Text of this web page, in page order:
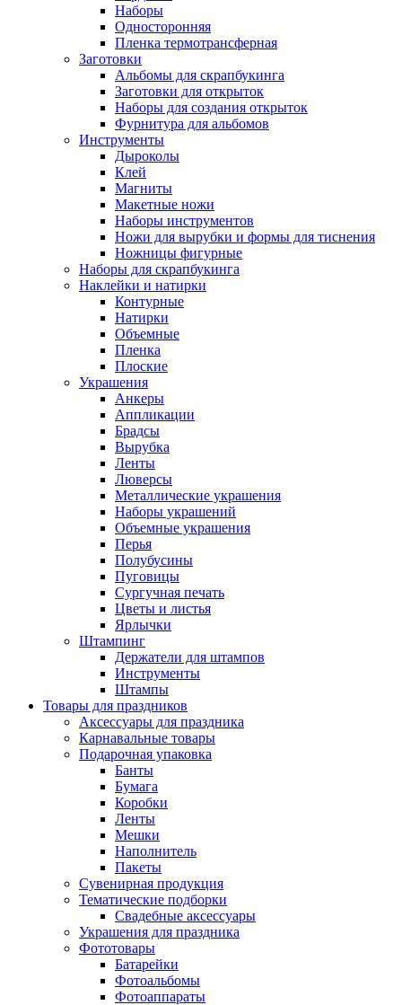
Наборы
Односторонняя
Пленка термотрансферная
Заготовки
Альбомы для скрапбукинга
Заготовки для открыток
Наборы для создания открыток
Фурнитура для альбомов
Инструменты
Дыроколы
Клей
Магниты
Макетные ножи
Наборы инструментов
Ножи для вырубки и формы для тиснения
Ножницы фигурные
Наборы для скрапбукинга
Наклейки и натирки
Контурные
Натирки
Объемные
Пленка
Плоские
Украшения
Анкеры
Аппликации
Брадсы
Вырубка
Ленты
Люверсы
Металлические украшения
Наборы украшений
Объемные украшения
Перья
Полубусины
Пуговицы
Сургучная печать
Цветы и листья
Ярлычки
Штампинг
Держатели для штампов
Инструменты
Штампы
Товары для праздников
Аксессуары для праздника
Карнавальные товары
Подарочная упаковка
Банты
Бумага
Коробки
Ленты
Мешки
Наполнитель
Пакеты
Сувенирная продукция
Тематические подборки
Свадебные аксессуары
Украшения для праздника
Фототовары
Батарейки
Фотоальбомы
Фотоаппараты